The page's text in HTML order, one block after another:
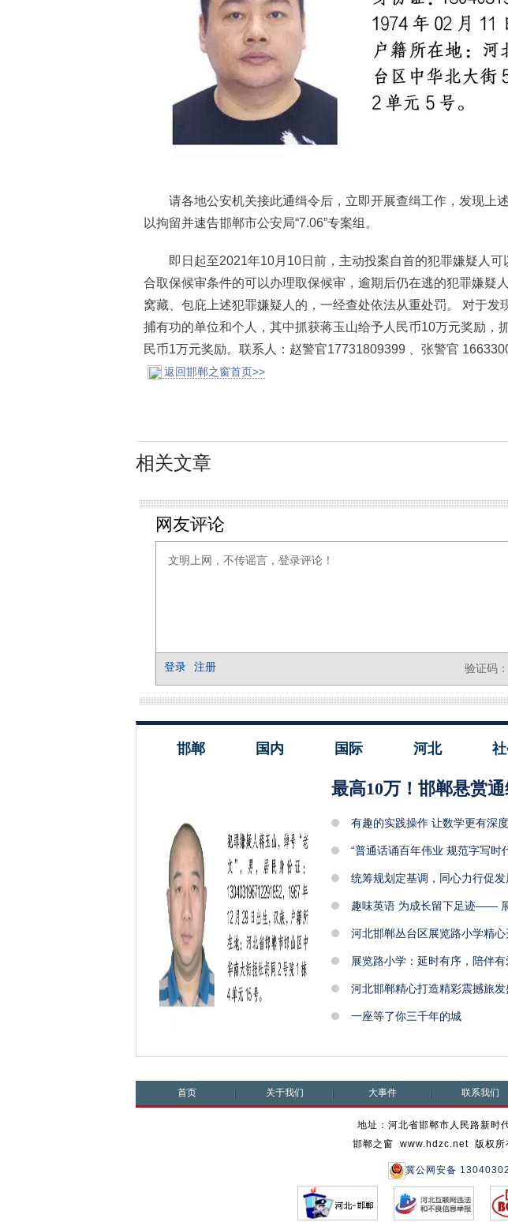
请各地公安机关接此通缉令后，立即开展查缉工作，发现上
以拘留并速告邯郸市公安局“7.06”专案组。
即日起至2021年10月10日前，主动投案自首的犯罪嫌疑人可
合取保候审条件的可以办理取保候审，逾期后仍在逃的犯罪嫌疑
窝藏、包庇上述犯罪嫌疑人的，一经查处依法从重处罚。 对于发
捕有功的单位和个人，其中抓获蒋玉山给予人民币10万元奖励，
民币1万元奖励。联系人：赵警官17731809399 、张警官
返回邯郸之窗首页>>
相关文章
邯郸 国内 国际 河北
最高10万！邯郸悬赏
有趣的实践操作 让数学更有深
“普通话诵百年伟业 规范字写
统筹规划定基调，同心力行促
趣味英语 为成长留下足迹——
河北邯郸丛台区展览路小学精
展览路小学：延时有序，陪伴有
河北邯郸精心打造精彩震撼旅发
一座等了你三千年的城
首页 关于我们 大事件 联系我们
地址：河北省邯郸市人民路新
邯郸之窗 www.hdzc.net 版权所
冀公网安备